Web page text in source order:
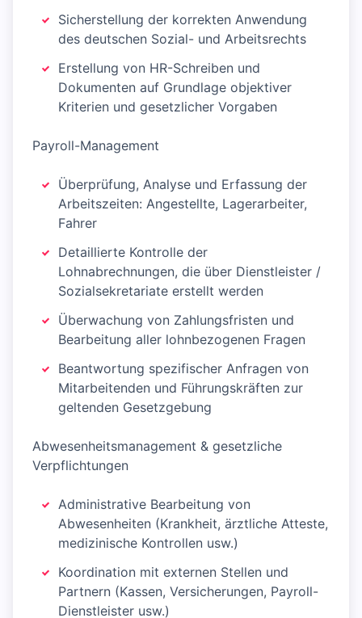
Sicherstellung der korrekten Anwendung
des deutschen Sozial- und Arbeitsrechts
Erstellung von HR-Schreiben und
Dokumenten auf Grundlage objektiver
Kriterien und gesetzlicher Vorgaben
Payroll-Management
Überprüfung, Analyse und Erfassung der
Arbeitszeiten: Angestellte, Lagerarbeiter,
Fahrer
Detaillierte Kontrolle der
Lohnabrechnungen, die über Dienstleister /
Sozialsekretariate erstellt werden
Überwachung von Zahlungsfristen und
Bearbeitung aller lohnbezogenen Fragen
Beantwortung spezifischer Anfragen von
Mitarbeitenden und Führungskräften zur
geltenden Gesetzgebung
Abwesenheitsmanagement & gesetzliche
Verpflichtungen
Administrative Bearbeitung von
Abwesenheiten (Krankheit, ärztliche Atteste,
medizinische Kontrollen usw.)
Koordination mit externen Stellen und
Partnern (Kassen, Versicherungen, Payroll-
Dienstleister usw.)